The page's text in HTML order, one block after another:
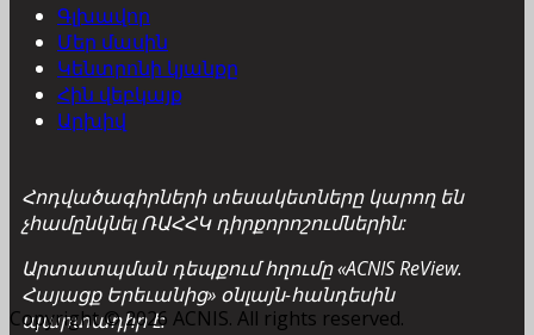
Գլխավոր
Մեր մասին
Կենտրոնի կյանքը
Հին վեբկայք
Արխիվ
Հոդվածագիրների տեսակետները կարող են
չհամընկնել ՌԱՀՀԿ դիրքորոշումներին:
Արտատպման դեպքում հղումը «ACNIS ReView.
Հայացք Երեւանից» օնլայն-հանդեսին
պարտադիր է:
Copyright © 2026 ACNIS. All rights reserved.